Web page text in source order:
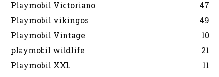
Playmobil Victoriano
47
Playmobil vikingos
49
Playmobil Vintage
10
playmobil wildlife
21
Playmobil XXL
11